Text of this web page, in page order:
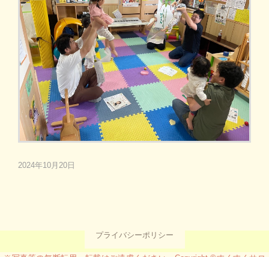
2024年10月20日
プライバシーポリシー